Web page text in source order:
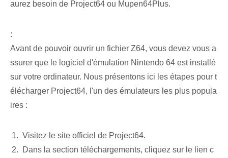
aurez besoin de Project64 ou Mupen64Plus.
:
Avant de pouvoir ouvrir un fichier Z64, vous devez vous a
ssurer que le logiciel d'émulation Nintendo 64 est installé
sur votre ordinateur. Nous présentons ici les étapes pour t
élécharger Project64, l'un des émulateurs les plus popula
ires :
Visitez le site officiel de Project64.
Dans la section téléchargements, cliquez sur le lien c